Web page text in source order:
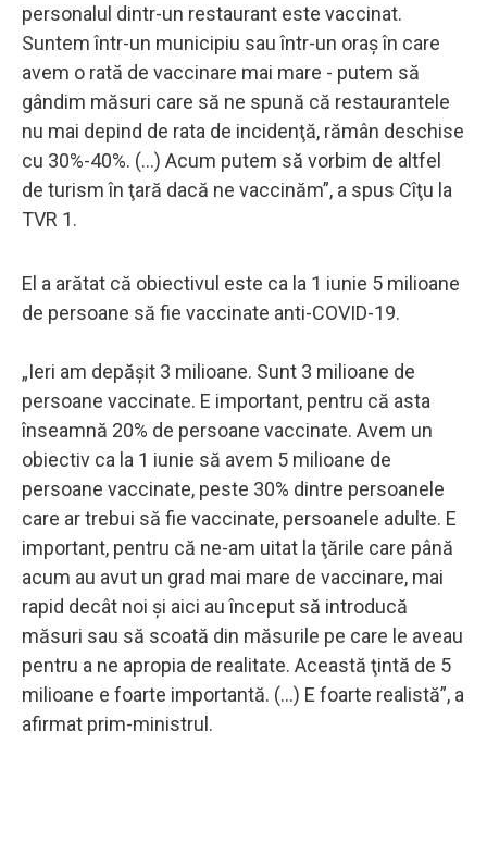
personalul dintr-un restaurant este vaccinat.
Suntem într-un municipiu sau într-un oraş în care
avem o rată de vaccinare mai mare - putem să
gândim măsuri care să ne spună că restaurantele
nu mai depind de rata de incidenţă, rămân deschise
cu 30%-40%. (...) Acum putem să vorbim de altfel
de turism în ţară dacă ne vaccinăm”, a spus Cîţu la
TVR 1.
El a arătat că obiectivul este ca la 1 iunie 5 milioane
de persoane să fie vaccinate anti-COVID-19.
„Ieri am depăşit 3 milioane. Sunt 3 milioane de
persoane vaccinate. E important, pentru că asta
înseamnă 20% de persoane vaccinate. Avem un
obiectiv ca la 1 iunie să avem 5 milioane de
persoane vaccinate, peste 30% dintre persoanele
care ar trebui să fie vaccinate, persoanele adulte. E
important, pentru că ne-am uitat la ţările care până
acum au avut un grad mai mare de vaccinare, mai
rapid decât noi şi aici au început să introducă
măsuri sau să scoată din măsurile pe care le aveau
pentru a ne apropia de realitate. Această ţintă de 5
milioane e foarte importantă. (...) E foarte realistă”, a
afirmat prim-ministrul.